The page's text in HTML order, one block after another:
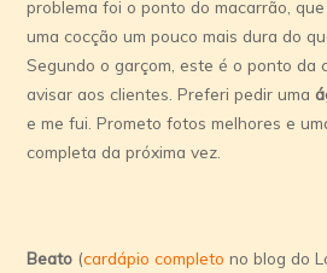
problema foi o ponto do macarrão,
uma cocção um pouco mais dura do
Segundo o garçom, este é o ponto da
avisar aos clientes. Preferi pedir uma
e me fui. Prometo fotos melhores e
completa da próxima vez.
Beato (cardápio completo no blog do